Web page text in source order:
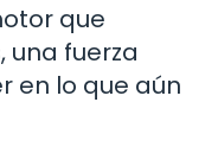
que
una fuerza
en lo que aún